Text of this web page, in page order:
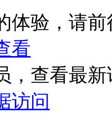
体验，请
看
，查看最
访问